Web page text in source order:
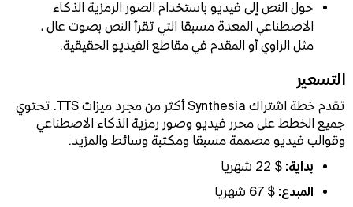
حول النص إلى فيديو باستخدام الصور الرمزية الذكاء
الاصطناعي المعدة مسبقا التي تقرأ النص بصوت عال ،
مثل الراوي أو المقدم في مقاطع الفيديو الحقيقية.
التسعير
تقدم خطة اشتراك Synthesia أكثر من مجرد ميزات TTS. تحتوي
جميع الخطط على محرر فيديو وصور رمزية الذكاء الاصطناعي
وقوالب فيديو مصممة مسبقا ومكتبة وسائط والمزيد.
بداية:$ 22 شهريا
المبدع:$ 67 شهريا